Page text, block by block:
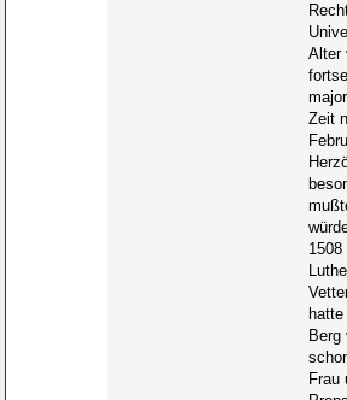
Alter
Zeit
Berg
Frau